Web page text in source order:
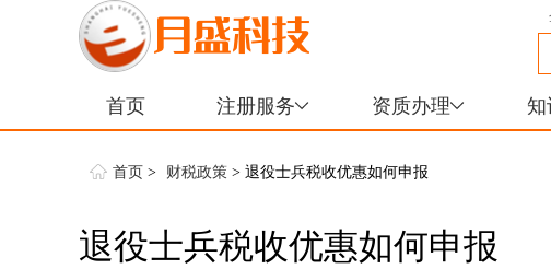
首页 注册服务 资质办理 知
首页 > 财税政策 > 退役士兵税收优惠如何申报
退役士兵税收优惠如何申报